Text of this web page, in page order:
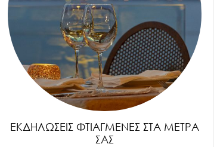
ΕΚΔΗΛΏΣΕΙΣ ΦΤΙΑΓΜΈΝΕΣ ΣΤΑ ΜΈΤΡΑ
ΣΑΣ